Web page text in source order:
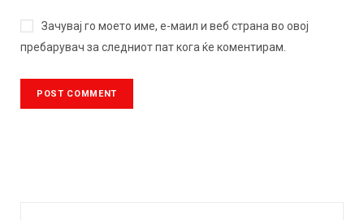
Зачувај го моето име, е-маил и веб страна во овој
пребарувач за следниот пат кога ќе коментирам.